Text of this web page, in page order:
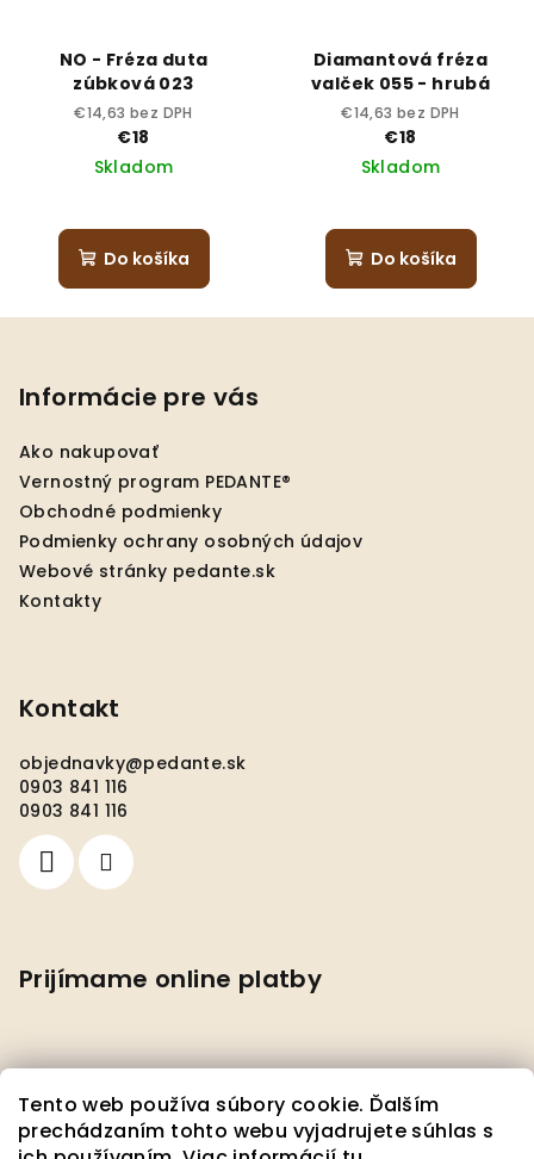
Tento web používa súbory cookie. Ďalším
prechádzaním tohto webu vyjadrujete súhlas s
NO - Fréza duta
zúbková 023
€14,63 bez DPH
€18
Skladom
Do košíka
Diamantová fréza
valček 055 - hrubá
€14,63 bez DPH
€18
Skladom
Do košíka
Informácie pre vás
Ako nakupovať
Vernostný program PEDANTE®
Obchodné podmienky
Podmienky ochrany osobných údajov
Webové stránky pedante.sk
Kontakty
Kontakt
objednavky@pedante.sk
0903 841 116
0903 841 116
Prijímame online platby